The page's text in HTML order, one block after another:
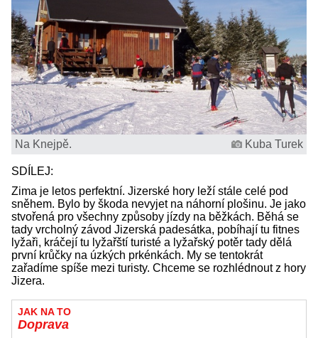
Na Knejpě. Kuba Turek
SDÍLEJ:
Zima je letos perfektní. Jizerské hory leží stále celé pod
sněhem. Bylo by škoda nevyjet na náhorní plošinu. Je jako
stvořená pro všechny způsoby jízdy na běžkách. Běhá se
tady vrcholný závod Jizerská padesátka, pobíhají tu fitnes
lyžaři, kráčejí tu lyžařští turisté a lyžařský potěr tady dělá
první krůčky na úzkých prkénkách. My se tentokrát
zařadíme spíše mezi turisty. Chceme se rozhlédnout z hory
Jizera.
JAK NA TO
Doprava